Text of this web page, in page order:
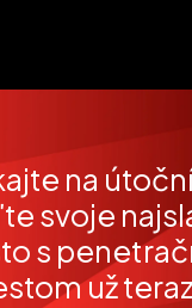
na
svoje
s
už